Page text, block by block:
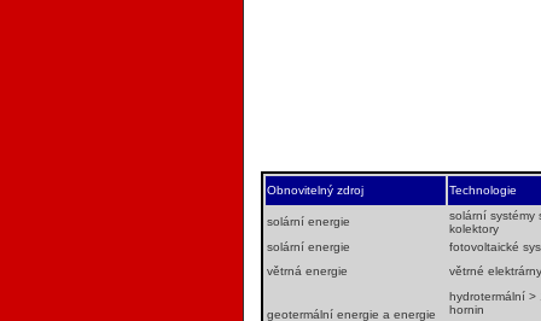
Obnovitelný zdroj Technologie
solární energie
solární systémy
kolektory
solární energie
fotovoltaické
větrná energie
větrné
geotermální energie a energie
hydrotermální >
hornin